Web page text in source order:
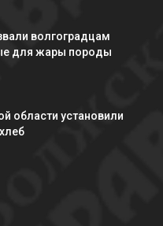
волгоградцам
для жары породы
области установили